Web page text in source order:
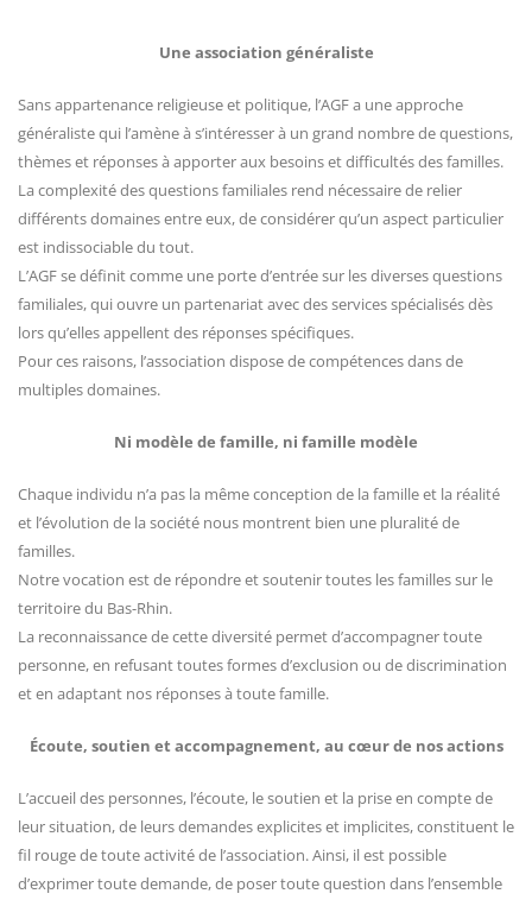
Une association généraliste
Sans appartenance religieuse et politique, l’AGF a une approche
généraliste qui l’amène à s’intéresser à un grand nombre de questions,
thèmes et réponses à apporter aux besoins et difficultés des familles.
La complexité des questions familiales rend nécessaire de relier
différents domaines entre eux, de considérer qu’un aspect particulier
est indissociable du tout.
L’AGF se définit comme une porte d’entrée sur les diverses questions
familiales, qui ouvre un partenariat avec des services spécialisés dès
lors qu’elles appellent des réponses spécifiques.
Pour ces raisons, l’association dispose de compétences dans de
multiples domaines.
Ni modèle de famille, ni famille modèle
Chaque individu n’a pas la même conception de la famille et la réalité
et l’évolution de la société nous montrent bien une pluralité de
familles.
Notre vocation est de répondre et soutenir toutes les familles sur le
territoire du Bas-Rhin.
La reconnaissance de cette diversité permet d’accompagner toute
personne, en refusant toutes formes d’exclusion ou de discrimination
et en adaptant nos réponses à toute famille.
Écoute, soutien et accompagnement, au cœur de nos actions
L’accueil des personnes, l’écoute, le soutien et la prise en compte de
leur situation, de leurs demandes explicites et implicites, constituent le
fil rouge de toute activité de l’association. Ainsi, il est possible
d’exprimer toute demande, de poser toute question dans l’ensemble